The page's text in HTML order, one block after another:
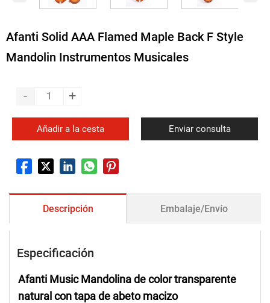
Afanti Solid AAA Flamed Maple Back F Style
Mandolin Instrumentos Musicales
- +
Añadir a la cesta Enviar consulta
Descripción Embalaje/Envío
Especificación
Afanti Music Mandolina de color transparente
natural con tapa de abeto macizo